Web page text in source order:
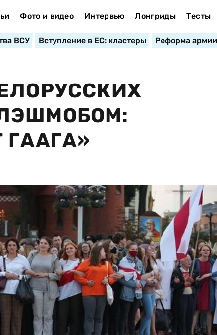
Фото и видео Интервью Лонгриды Тесты
ВСУ Вступление в ЕС: кластеры Реформа армии